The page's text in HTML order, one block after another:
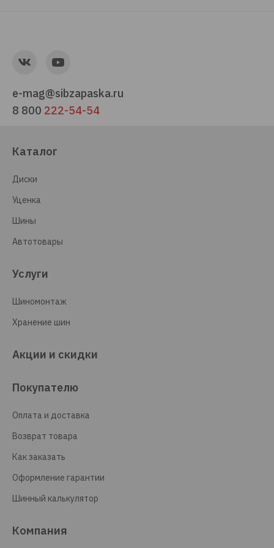
e-mag@sibzapaska.ru
8 800 222-54-54
Каталог
Диски
Уценка
Шины
Автотовары
Услуги
Шиномонтаж
Хранение шин
Акции и скидки
Покупателю
Оплата и доставка
Возврат товара
Как заказать
Оформление гарантии
Шинный калькулятор
Компания